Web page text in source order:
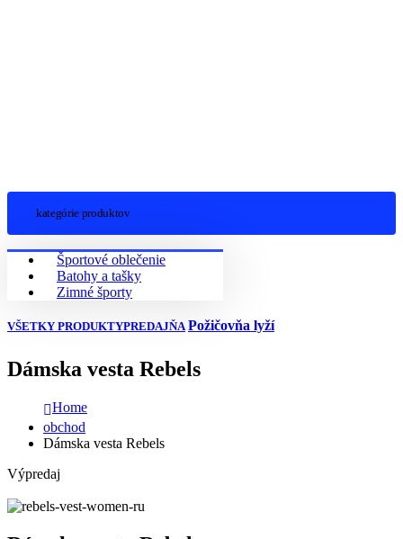
kategórie produktov
Športové oblečenie
Batohy a tašky
Zimné športy
VŠETKY PRODUKTYPREDAJŇA Požičovňa lyží
Dámska vesta Rebels
Home
obchod
Dámska vesta Rebels
Výpredaj